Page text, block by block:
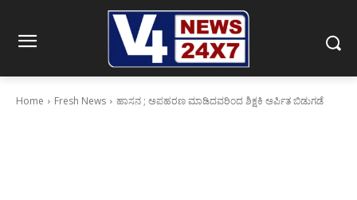
Home Fresh News ಹಾಸನ ; ಅಪಹರಣ ಮಾಡಿದವರಿಂದ ಶಿಕ್ಷಕಿ ಅರ್ಪಿತ ಬಿಡುಗಡೆ